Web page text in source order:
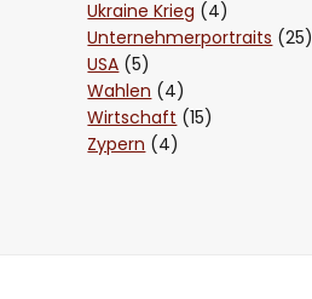
Ukraine Krieg (4)
Unternehmerportraits (25)
USA (5)
Wahlen (4)
Wirtschaft (15)
Zypern (4)